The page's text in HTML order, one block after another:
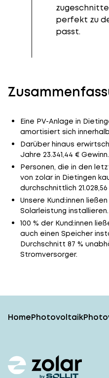
perfekt zu
passt.
Eine PV-Anlage in
amortisiert sich innerhalb
Darüber hinaus
Jahre 23.341,44 € Gewinn.
Personen, die in den
von zolar in Dietingen
durchschnittlich 21.028,56
Unsere Kund:innen
Solarleistung installieren.
100 % der Kund:innen
auch einen Speicher
Durchschnitt 87 %
Stromversorger.
HomePhotovoltaik